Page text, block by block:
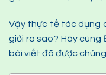
Vậy thực tế tác dụng
giới ra sao? Hãy cùng
bài viết đã được